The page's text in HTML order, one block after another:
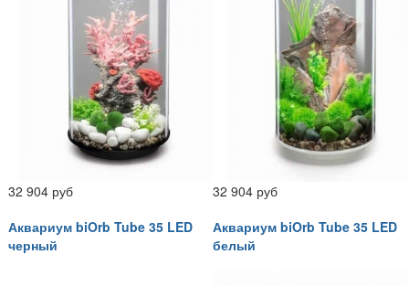
32 904 руб
32 904 руб
Аквариум biOrb Tube 35 LED
черный
Аквариум biOrb Tube 35 LED
белый